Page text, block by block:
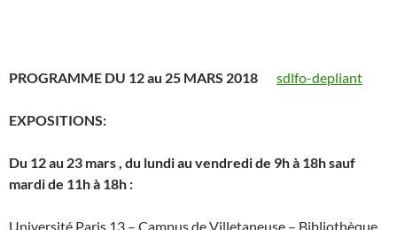
PROGRAMME DU 12 au 25 MARS 2018 sdlfo-depliant
EXPOSITIONS:
Du 12 au 23 mars , du lundi au vendredi de 9h à 18h sauf
mardi de 11h à 18h :
Université Paris 13 – Campus de Villetaneuse – Bibliothèque